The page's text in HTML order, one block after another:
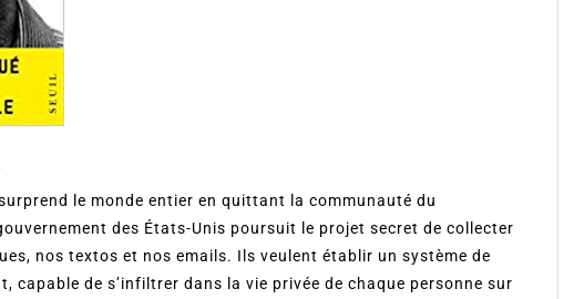
le monde entier en quittant la communauté du
des États-Unis poursuit le projet secret de collecter
nos textos et nos emails. Ils veulent établir un système de
capable de s’infiltrer dans la vie privée de chaque personne sur